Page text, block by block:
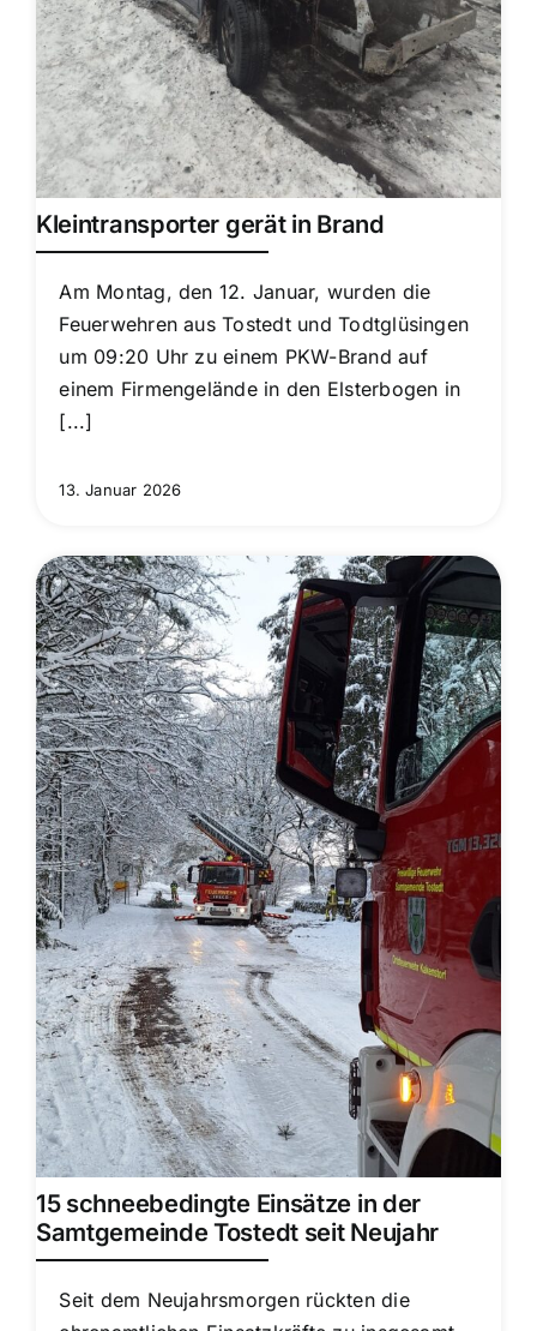
Kleintransporter gerät in Brand
Am Montag, den 12. Januar, wurden die
Feuerwehren aus Tostedt und Todtglüsingen
um 09:20 Uhr zu einem PKW-Brand auf
einem Firmengelände in den Elsterbogen in
[...]
13. Januar 2026
15 schneebedingte Einsätze in der
Samtgemeinde Tostedt seit Neujahr
Seit dem Neujahrsmorgen rückten die